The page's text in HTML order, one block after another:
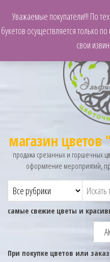
магазин
продажа срезанных и горшечных
оформление мероприятий,
самые свежие цветы и
При покупке цветов или
Уважаемые покупатели!!! По
букетов осуществляется только
свои